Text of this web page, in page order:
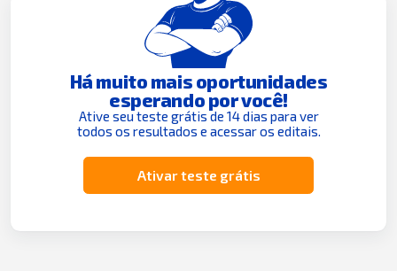
Há muito mais oportunidades
esperando por você!
Ative seu teste grátis de 14 dias para ver
todos os resultados e acessar os editais.
Ativar teste grátis